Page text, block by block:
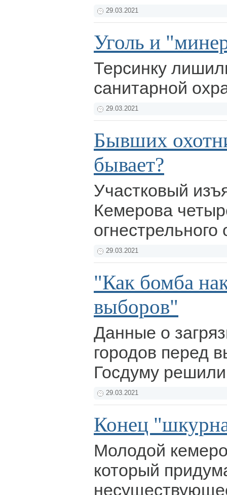
29.03.2021
Уголь и
Терсинку
санитарной
29.03.2021
Бывших
бывает?
Участковый
Кемерова
29.03.2021
"Как бомба
выборов"
Данные о
городов перед
Госдуму
29.03.2021
Конец
Молодой
который